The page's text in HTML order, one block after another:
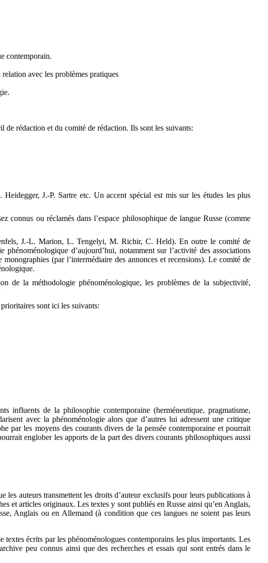
contemporain.
avec les problèmes pratiques
rédaction et du comité de rédaction. Ils sont les suivants:
J.-P. Sartre etc. Un accent spécial est mis sur les études les plus
connus ou réclamés dans l’espace philosophique de langue Russe (comme
J.-L. Marion, L. Tengelyi, M. Richir, C. Held). En outre le comité de
d’aujourd’hui, notamment sur l’activité des associations
(par l’intermédiaire des annonces et recensions). Le comité de
de la méthodologie phénoménologique, les problèmes de la subjectivité,
sont ici les suivants:
influents de la philosophie contemporaine (herméneutique, pragmatisme,
avec la phénoménologie alors que d’autres lui adressent une critique
par les moyens des courants divers de la pensée contemporaine et pourrait
englober les apports de la part des divers courants philosophiques aussi
auteurs transmettent les droits d’auteur exclusifs pour leurs publications à
et articles originaux. Les textes y sont publiés en Russe ainsi qu’en Anglais,
Anglais ou en Allemand (à condition que ces langues ne soient pas leurs
écrits par les phénoménologues contemporains les plus importants. Les
peu connus ainsi que des recherches et essais qui sont entrés dans le